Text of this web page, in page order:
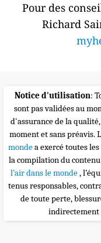
Pour des
Richard
Notice d'utilisation:
sont pas validées au
d'assurance de la
moment et sans préavis.
mondea exercé toutes
la compilation du
l’air dans le monde,
tenus responsables,
de toute perte,
indirectement